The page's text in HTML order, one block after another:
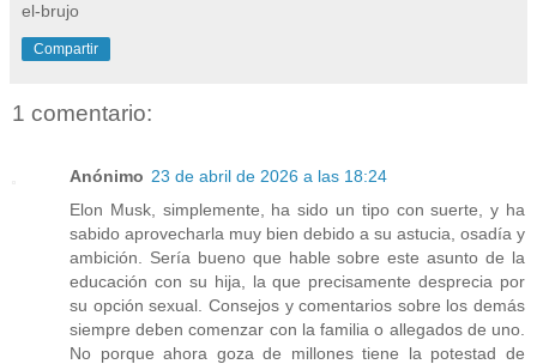
el-brujo
Compartir
1 comentario:
Anónimo 23 de abril de 2026 a las 18:24
Elon Musk, simplemente, ha sido un tipo con suerte, y ha
sabido aprovecharla muy bien debido a su astucia, osadía y
ambición. Sería bueno que hable sobre este asunto de la
educación con su hija, la que precisamente desprecia por
su opción sexual. Consejos y comentarios sobre los demás
siempre deben comenzar con la familia o allegados de uno.
No porque ahora goza de millones tiene la potestad de